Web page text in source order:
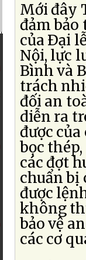
Mới đây
đảm bảo
của Ðại
Nội, lực
Bình và
trách
đối an
diễn ra
được
bọc
các đợt
chuẩn bị
được
không
bảo vệ
các cơ